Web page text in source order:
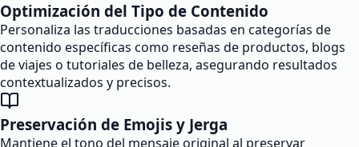
Optimización del Tipo de Contenido
Personaliza las traducciones basadas en categorías de
contenido específicas como reseñas de productos, blogs
de viajes o tutoriales de belleza, asegurando resultados
contextualizados y precisos.
Preservación de Emojis y Jerga
Mantiene el tono del mensaje original al preservar